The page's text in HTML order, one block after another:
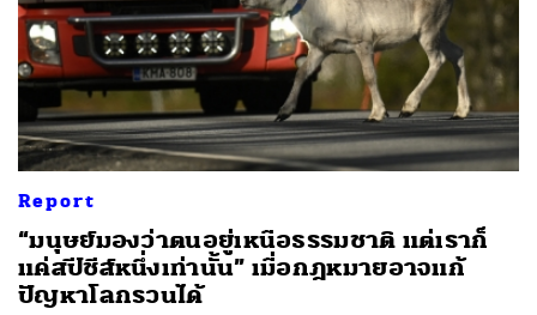
Report
“มนุษย์มองว่าตนอยู่เหนือธรรมชาติ แต่เราก็
แค่สปีชีส์หนึ่งเท่านั้น” เมื่อกฎหมายอาจแก้
ปัญหาโลกรวนได้
ค้นหา